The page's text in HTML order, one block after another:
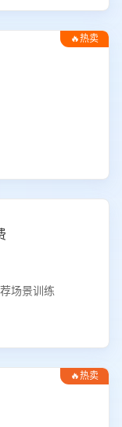
🔥热卖
场景训练
🔥热卖